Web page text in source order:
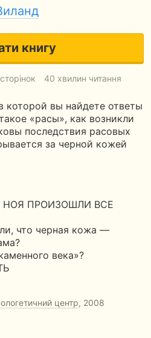
книгу
40 хвилин читання
вы найдете ответы
«расы», как возникли
последствия расовых
за черной кожей
ПРОИЗОШЛИ ВСЕ
что черная кожа —
века»?
центр, 2008